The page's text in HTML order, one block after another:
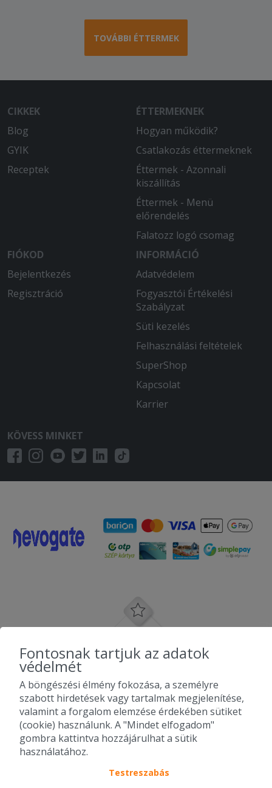
TOVÁBBI ÉTTERMEK
CIKKEK
Blog
GYIK
Receptek
ÉTTERMEKNEK
Hogyan működik?
Csatlakozás éttermeknek
Éttermek - Azonnali
kiszállítás
Éttermek - Menü
előrendelés
Falatozz logó csomag
FIÓKOD
Bejelentkezés
Regisztráció
INFORMÁCIÓ
Adatvédelem
Fogyasztói Értékelési
Szabályzat
Süti kezelés
Felhasználási feltételek
SuperShop
Kapcsolat
Karrier
KÖVESS MINKET
Fontosnak tartjuk az adatok
védelmét
A böngészési élmény fokozása, a személyre
szabott hirdetések vagy tartalmak megjelenítése,
valamint a forgalom elemzése érdekében sütiket
(cookie) használunk. A "Mindet elfogadom"
gombra kattintva hozzájárulhat a sütik
használatához.
Testreszabás